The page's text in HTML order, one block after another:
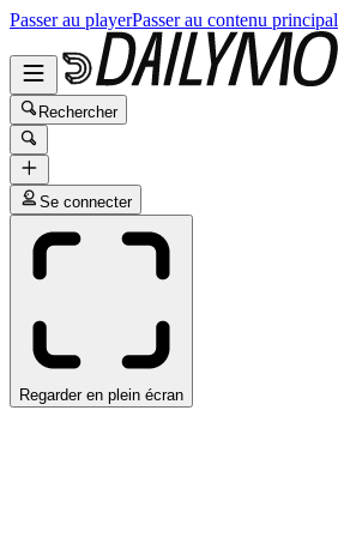
Passer au playerPasser au contenu principal
Rechercher
Se connecter
Regarder en plein écran